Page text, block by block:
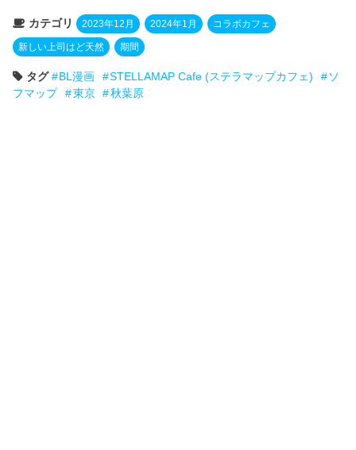
カテゴリ 2023年12月 2024年1月 コラボカフェ
新しい上司はど天然 期間
タグ BL漫画 STELLAMAP Cafe (ステラマップカフェ)
ソ
フマップ
東京 秋葉原